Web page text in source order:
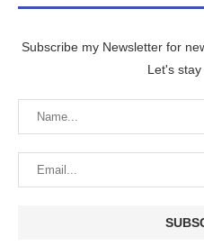
Subscribe my Newsletter for
Let's